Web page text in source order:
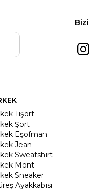
Tişört
Şort
Eşofman
Jean
Sweatshirt
Mont
Sneaker
Ayakkabısı